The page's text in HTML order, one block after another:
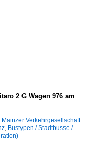
2 G Wagen 976 am
Verkehrgesellschaft
, Bustypen / Stadtbusse /